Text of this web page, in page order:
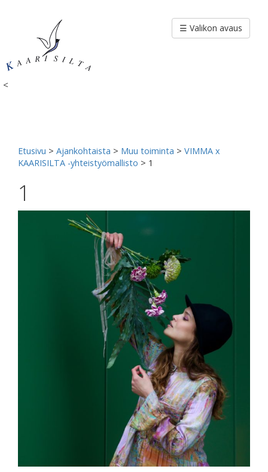
<
☰ Valikon avaus
Etusivu > Ajankohtaista > Muu toiminta > VIMMA x
KAARISILTA -yhteistyömallisto > 1
1